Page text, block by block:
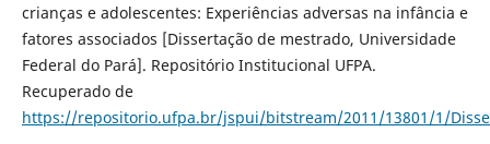
crianças e adolescentes: Experiências adversas na infância e
fatores associados [Dissertação de mestrado, Universidade
Federal do Pará]. Repositório Institucional UFPA.
Recuperado de
https://repositorio.ufpa.br/jspui/bitstream/2011/13801/1/